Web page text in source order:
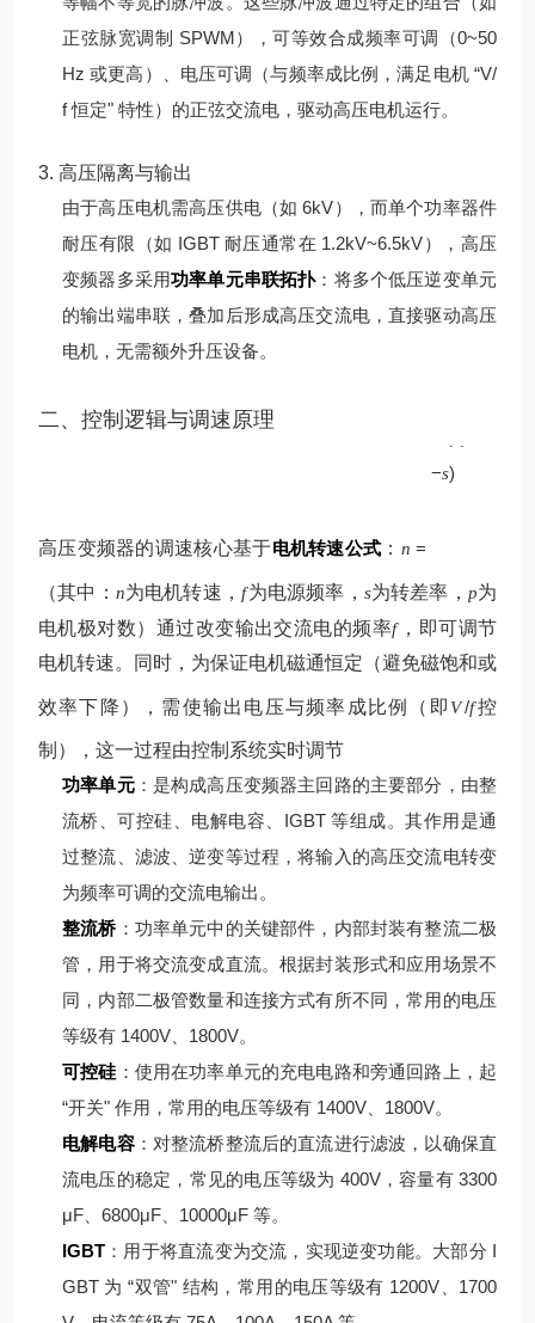
正弦脉宽调制 SPWM），可等效合成频率可调（0~50
Hz 或更高）、电压可调（与频率成比例，满足电机 “V/
f 恒定" 特性）的正弦交流电，驱动高压电机运行。
3. 高压隔离与输出
由于高压电机需高压供电（如 6kV），而单个功率器件
耐压有限（如 IGBT 耐压通常在 1.2kV~6.5kV），高压
变频器多采用功率单元串联拓扑：将多个低压逆变单元
的输出端串联，叠加后形成高压交流电，直接驱动高压
电机，无需额外升压设备。
二、控制逻辑与调速原理
高压变频器的调速核心基于电机转速公式 ： n =
−s)
（其中： n为电机转速， f为电源频率， s为转差率， p为
电机极对数） 通过改变输出交流电的频率f，即可调节
电机转速。同时，为保证电机磁通恒定（避免磁饱和或
效率下降），需使输出电压与频率成比例（即 V /f控
制），这一过程由控制系统实时调节
功率单元：是构成高压变频器主回路的主要部分，由整
流桥、可控硅、电解电容、IGBT 等组成。其作用是通
过整流、滤波、逆变等过程，将输入的高压交流电转变
为频率可调的交流电输出。
整流桥：功率单元中的关键部件，内部封装有整流二极
管，用于将交流变成直流。根据封装形式和应用场景不
同，内部二极管数量和连接方式有所不同，常用的电压
等级有 1400V、1800V。
可控硅 ：使用在功率单元的充电电路和旁通回路上，起
“开关" 作用，常用的电压等级有 1400V、1800V。
电解电容：对整流桥整流后的直流进行滤波，以确保直
流电压的稳定，常见的电压等级为 400V，容量有 3300
μF、6800μF、10000μF 等。
IGBT ：用于将直流变为交流，实现逆变功能。大部分 I
GBT 为 “双管" 结构，常用的电压等级有 1200V、1700